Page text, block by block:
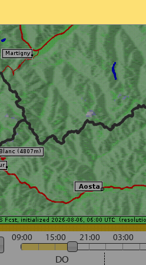
09:00 15:00 21:00 03:00
DO